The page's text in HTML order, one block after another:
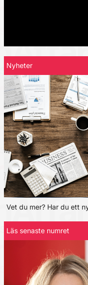
Nyheter
Vet du mer? Har du ett
Läs senaste numret